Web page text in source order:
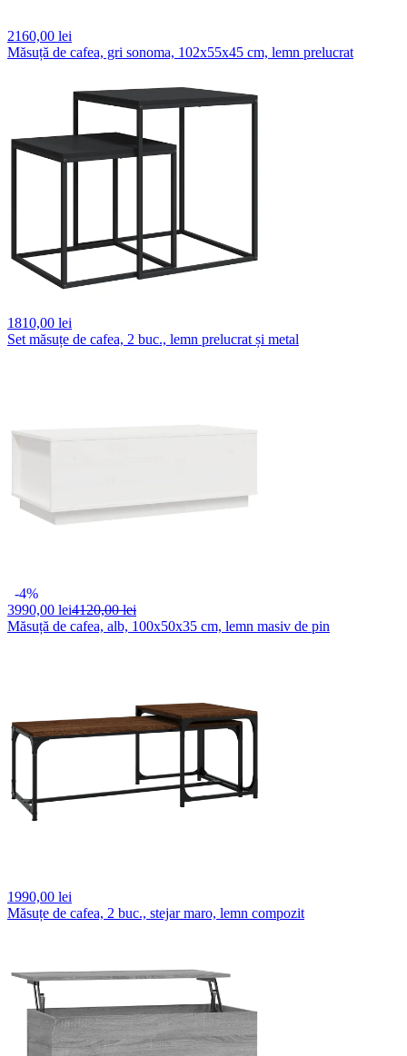
2160,00 lei
Măsuță de cafea, gri sonoma, 102x55x45 cm, lemn prelucrat
1810,00 lei
Set măsuțe de cafea, 2 buc., lemn prelucrat și metal
-4%
3990,00 lei4120,00 lei
Măsuță de cafea, alb, 100x50x35 cm, lemn masiv de pin
1990,00 lei
Măsuțe de cafea, 2 buc., stejar maro, lemn compozit